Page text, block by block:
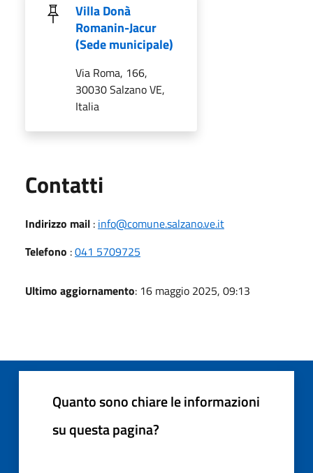
Villa Donà
Romanin-Jacur
(Sede municipale)
Via Roma, 166,
30030 Salzano VE,
Italia
Contatti
Indirizzo mail : info@comune.salzano.ve.it
Telefono :041 5709725
Ultimo aggiornamento: 16 maggio 2025, 09:13
Quanto sono chiare le informazioni
su questa pagina?